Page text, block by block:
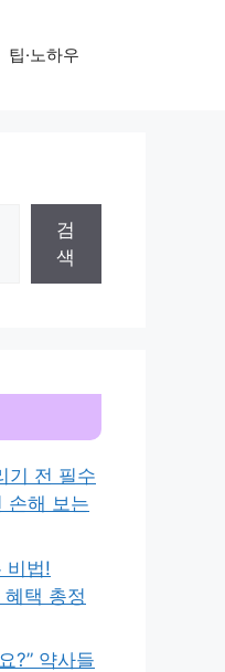
팁·노하우
검
색
기 전 필수
손해 보는
비법!
택 총정
?” 약사들